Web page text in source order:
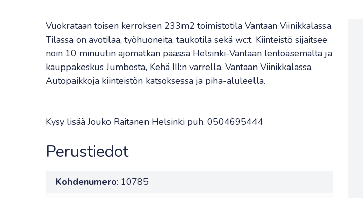
Vuokrataan toisen kerroksen 233m2 toimistotila Vantaan Viinikkalassa.
Tilassa on avotilaa, työhuoneita, taukotila sekä wc:t. Kiinteistö sijaitsee
noin 10 minuutin ajomatkan päässä Helsinki-Vantaan lentoasemalta ja
kauppakeskus Jumbosta, Kehä III:n varrella. Vantaan Viinikkalassa.
Autopaikkoja kiinteistön katsoksessa ja piha-aluleella.
Kysy lisää Jouko Raitanen Helsinki puh. 0504695444
Perustiedot
Kohdenumero: 10785